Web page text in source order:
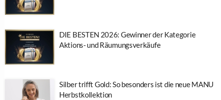
DIE BESTEN 2026: Gewinner der Kategorie
Aktions- und Räumungsverkäufe
Silber trifft Gold: So besonders ist die neue MANU
Herbstkollektion